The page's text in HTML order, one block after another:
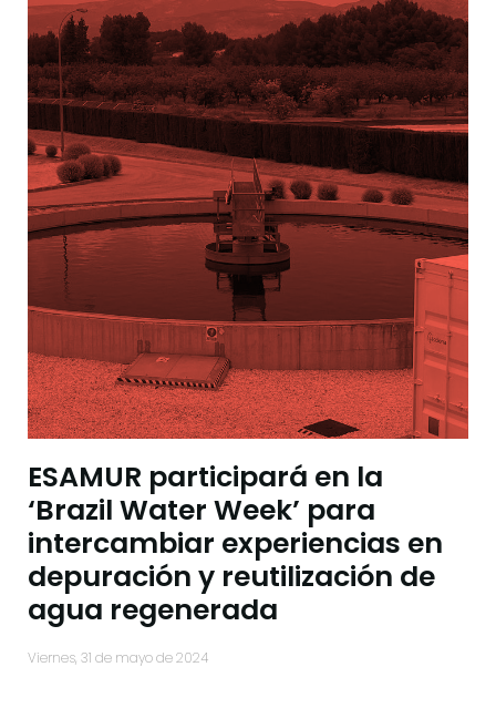
ESAMUR participará en la
‘Brazil Water Week’ para
intercambiar experiencias en
depuración y reutilización de
agua regenerada
viernes, 31 de mayo de 2024